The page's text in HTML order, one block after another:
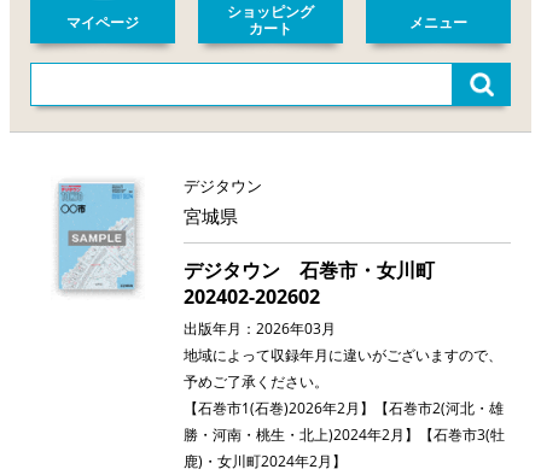
マイページ
ショッピング
カート
メニュー
デジタウン
宮城県
デジタウン 石巻市・女川町
202402-202602
出版年月：2026年03月
地域によって収録年月に違いがございますので、
予めご了承ください。
【石巻市1(石巻)2026年2月】【石巻市2(河北・雄
勝・河南・桃生・北上)2024年2月】【石巻市3(牡
鹿)・女川町2024年2月】